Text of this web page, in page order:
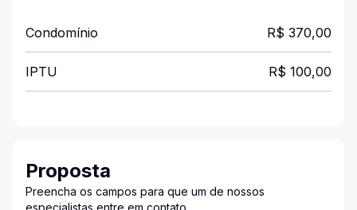
Condomínio R$ 370,00
IPTU R$ 100,00
Proposta
Preencha os campos para que um de nossos
especialistas entre em contato